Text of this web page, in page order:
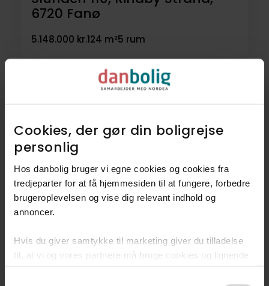
Cookies, der gør din boligrejse
personlig​
Hos danbolig bruger vi egne cookies og cookies fra
tredjeparter for at få hjemmesiden til at fungere, forbedre
brugeroplevelsen og vise dig relevant indhold og
annoncer.​
Hvis du giver samtykke til marketing giver du tilladelse
til, at vi og vores partnere må bruge cookies og lignende
6720 Fanø
5.148.000 kr.124 m²5 rum
Rækkehus
Hovedgaden 46, Nordby,
6720 Fanø